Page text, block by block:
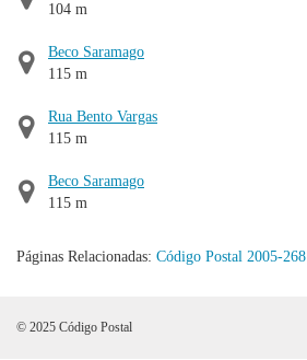
104 m
Beco Saramago
115 m
Rua Bento Vargas
115 m
Beco Saramago
115 m
Páginas Relacionadas: Código Postal 2005-268
© 2025 Código Postal